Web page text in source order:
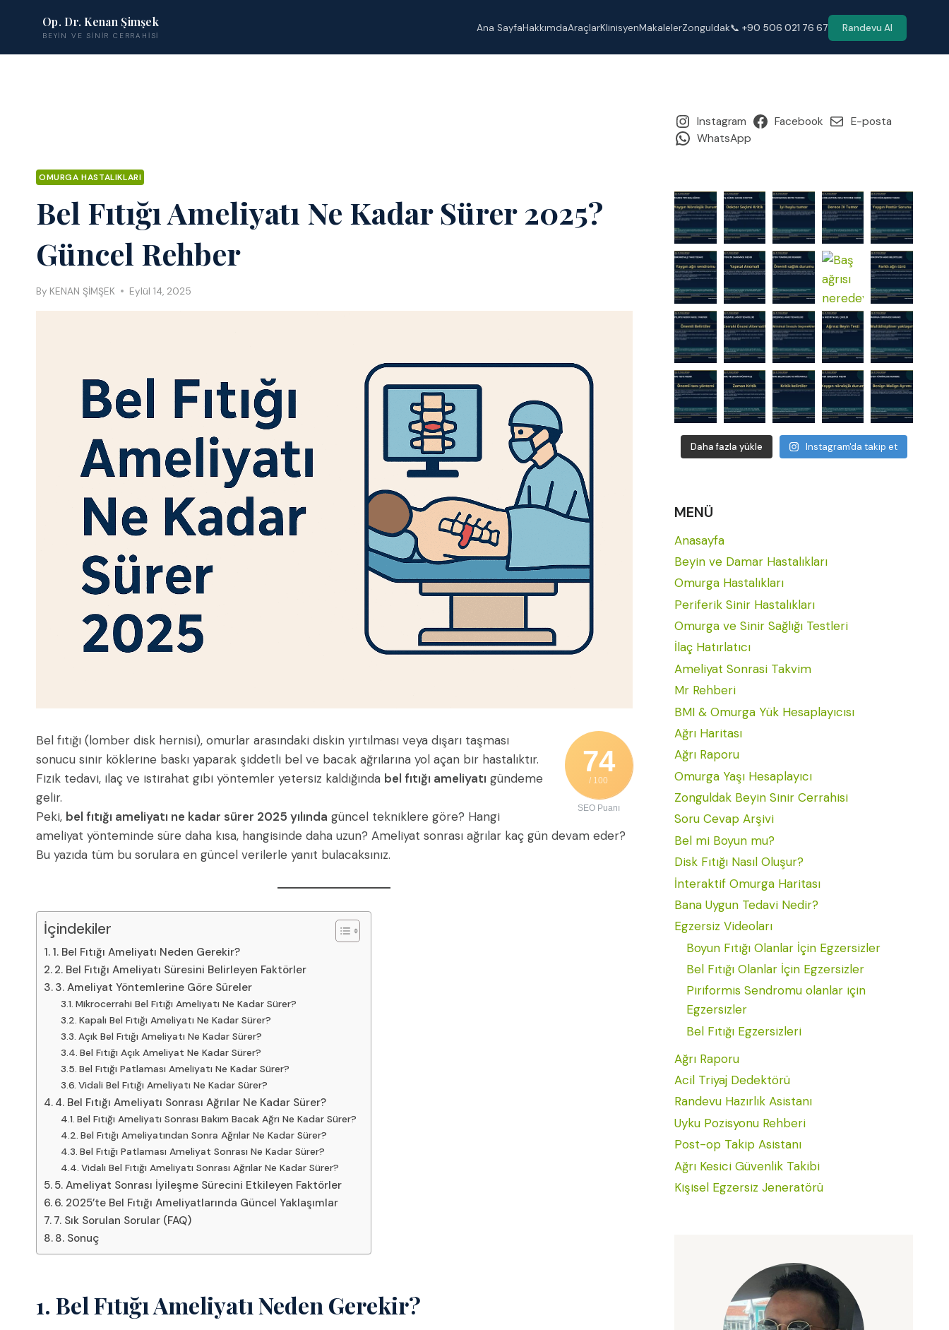
Op. Dr. Kenan Şimşek
BEYIN VE SINIR CERRAHISI
Ana SayfaHakkımdaAraçlarKlinisyenMakalelerZonguldak📞 +90 506 021 76 67 Randevu Al
OMURGA HASTALIKLARI
Bel Fıtığı Ameliyatı Ne Kadar Sürer 2025?
Güncel Rehber
By KENAN ŞİMŞEK Eylül 14, 2025
74
/ 100
SEO Puanı
Bel fıtığı (lomber disk hernisi), omurlar arasındaki diskin yırtılması veya dışarı taşması
sonucu sinir köklerine baskı yaparak şiddetli bel ve bacak ağrılarına yol açan bir hastalıktır.
Fizik tedavi, ilaç ve istirahat gibi yöntemler yetersiz kaldığında bel fıtığı ameliyatı gündeme
gelir.
Peki, bel fıtığı ameliyatı ne kadar sürer 2025 yılında güncel tekniklere göre? Hangi
ameliyat yönteminde süre daha kısa, hangisinde daha uzun? Ameliyat sonrası ağrılar kaç gün devam eder?
Bu yazıda tüm bu sorulara en güncel verilerle yanıt bulacaksınız.
İçindekiler
1. Bel Fıtığı Ameliyatı Neden Gerekir?
2. Bel Fıtığı Ameliyatı Süresini Belirleyen Faktörler
3. Ameliyat Yöntemlerine Göre Süreler
Mikrocerrahi Bel Fıtığı Ameliyatı Ne Kadar Sürer?
Kapalı Bel Fıtığı Ameliyatı Ne Kadar Sürer?
Açık Bel Fıtığı Ameliyatı Ne Kadar Sürer?
Bel Fıtığı Açık Ameliyat Ne Kadar Sürer?
Bel Fıtığı Patlaması Ameliyatı Ne Kadar Sürer?
Vidali Bel Fıtığı Ameliyatı Ne Kadar Sürer?
4. Bel Fıtığı Ameliyatı Sonrası Ağrılar Ne Kadar Sürer?
Bel Fıtığı Ameliyatı Sonrası Bakım Bacak Ağrı Ne Kadar Sürer?
Bel Fıtığı Ameliyatından Sonra Ağrılar Ne Kadar Sürer?
Bel Fıtığı Patlaması Ameliyat Sonrası Ne Kadar Sürer?
Vidalı Bel Fıtığı Ameliyatı Sonrası Ağrılar Ne Kadar Sürer?
5. Ameliyat Sonrası İyileşme Sürecini Etkileyen Faktörler
6. 2025’te Bel Fıtığı Ameliyatlarında Güncel Yaklaşımlar
7. Sık Sorulan Sorular (FAQ)
8. Sonuç
1. Bel Fıtığı Ameliyatı Neden Gerekir?
Instagram Facebook
E-posta
WhatsApp
Daha fazla yükle Instagram'da takip et
MENÜ
Anasayfa
Beyin ve Damar Hastalıkları
Omurga Hastalıkları
Periferik Sinir Hastalıkları
Omurga ve Sinir Sağlığı Testleri
İlaç Hatırlatıcı
Ameliyat Sonrasi Takvim
Mr Rehberi
BMI & Omurga Yük Hesaplayıcısı
Ağrı Haritası
Ağrı Raporu
Omurga Yaşı Hesaplayıcı
Zonguldak Beyin Sinir Cerrahisi
Soru Cevap Arşivi
Bel mi Boyun mu?
Disk Fıtığı Nasıl Oluşur?
İnteraktif Omurga Haritası
Bana Uygun Tedavi Nedir?
Egzersiz Videoları
Boyun Fıtığı Olanlar İçin Egzersizler
Bel Fıtığı Olanlar İçin Egzersizler
Piriformis Sendromu olanlar için
Egzersizler
Bel Fıtığı Egzersizleri
Ağrı Raporu
Acil Triyaj Dedektörü
Randevu Hazırlık Asistanı
Uyku Pozisyonu Rehberi
Post-op Takip Asistanı
Ağrı Kesici Güvenlik Takibi
Kişisel Egzersiz Jeneratörü